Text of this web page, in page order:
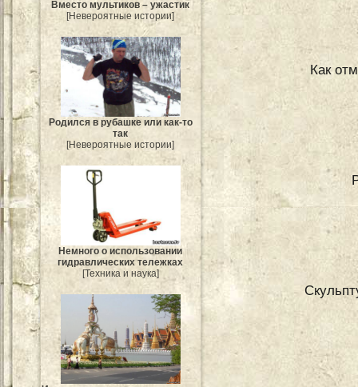
Вместо мультиков – ужастик
[Невероятные истории]
Родился в рубашке или как-то
так
[Невероятные истории]
Немного о использовании
гидравлических тележках
[Техника и наука]
Как